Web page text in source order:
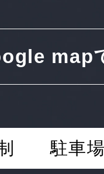
map
駐車